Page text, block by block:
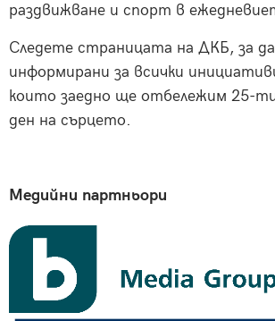
раздвижване и спорт в
Следете страницата на ДКБ, за
информирани за всички
които заедно ще отбележим 25-
ден на сърцето.
Медийни партньори